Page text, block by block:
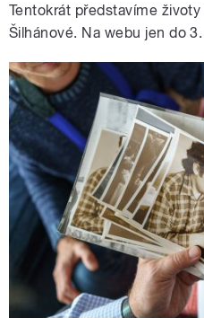
Tentokrát představíme
Šilhánové. Na webu jen do